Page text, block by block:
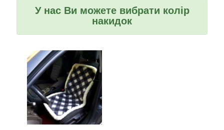
У нас Ви можете вибрати колір
накидок